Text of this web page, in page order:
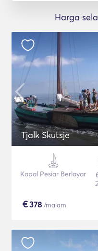
Harga
Tjalk Skutsje
Kapal Pesiar Berlayar
€378 /malam